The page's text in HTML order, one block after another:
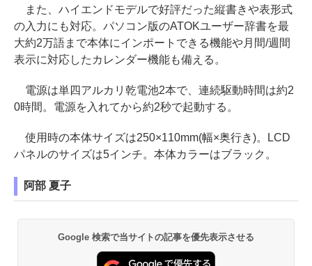
また、ハイエンドモデルで好評だった縦書きや表形式
の入力にも対応。パソコン版のATOKユーザー辞書を最
大約2万語まで本体にインポートできる機能や月間/週間
表示に対応したカレンダー機能も備える。
電源は単四アルカリ乾電池2本で、連続駆動時間は約2
0時間。電源を入れてから約2秒で起動する。
使用時の本体サイズは250×110mm(幅×奥行き)。LCD
パネルのサイズは5インチ。本体カラーはブラック。
阿部 夏子
Google 検索で当サイトの記事を優先表示させる